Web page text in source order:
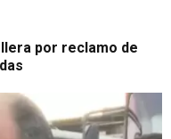
por reclamo de